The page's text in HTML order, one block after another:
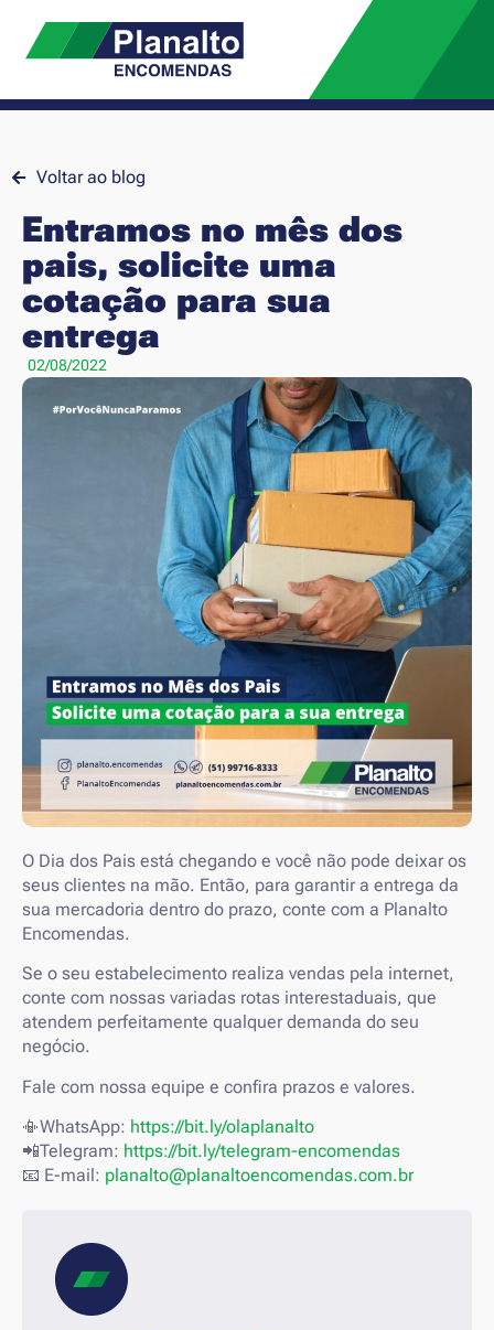
Voltar ao blog
Entramos no mês dos
pais, solicite uma
cotação para sua
entrega
02/08/2022
O Dia dos Pais está chegando e você não pode deixar os
seus clientes na mão. Então, para garantir a entrega da
sua mercadoria dentro do prazo, conte com a Planalto
Encomendas.
Se o seu estabelecimento realiza vendas pela internet,
conte com nossas variadas rotas interestaduais, que
atendem perfeitamente qualquer demanda do seu
negócio.
Fale com nossa equipe e confira prazos e valores.
📳WhatsApp: https://bit.ly/olaplanalto
📲Telegram: https://bit.ly/telegram-encomendas
📧 E-mail: planalto@planaltoencomendas.com.br